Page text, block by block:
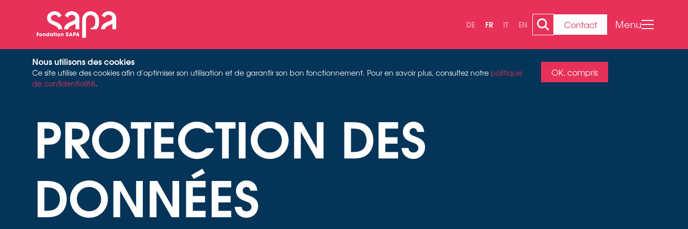
DE FR IT EN Contact Menu
Nous utilisons des cookies
Ce site utilise des cookies afin d'optimiser son utilisation et de garantir son bon fonctionnement. Pour en savoir plus, consultez notre politique
de confidentialité.
OK, compris
PROTECTION DES
DONNÉES